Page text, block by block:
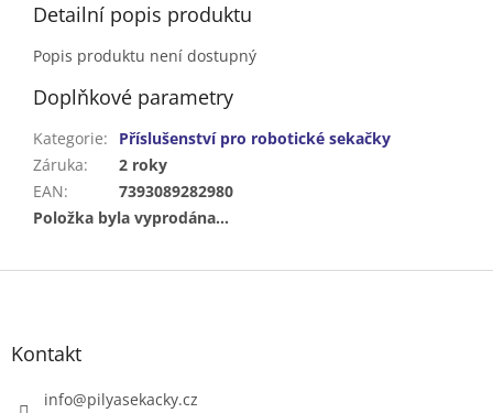
Detailní popis produktu
Popis produktu není dostupný
Doplňkové parametry
Kategorie:
Příslušenství pro robotické sekačky
Záruka:
2 roky
EAN:
7393089282980
Položka byla vyprodána…
Z
Kontakt
info@pilyasekacky.cz